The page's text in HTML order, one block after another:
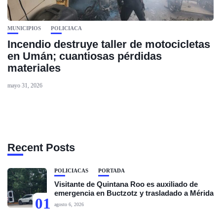
MUNICIPIOS POLICIACA
Incendio destruye taller de motocicletas
en Umán; cuantiosas pérdidas
materiales
mayo 31, 2026
Recent Posts
01
POLICIACAS PORTADA
Visitante de Quintana Roo es auxiliado de
emergencia en Buctzotz y trasladado a Mérida
agosto 6, 2026